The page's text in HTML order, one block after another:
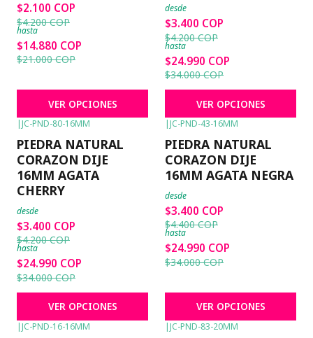
$2.100 COP
$4.200 COP
hasta
$14.880 COP
$21.000 COP
VER OPCIONES
desde
$3.400 COP
$4.200 COP
hasta
$24.990 COP
$34.000 COP
VER OPCIONES
|JC-PND-80-16MM
PIEDRA NATURAL
CORAZON DIJE
16MM AGATA
CHERRY
desde
$3.400 COP
$4.200 COP
hasta
$24.990 COP
$34.000 COP
VER OPCIONES
|JC-PND-43-16MM
PIEDRA NATURAL
CORAZON DIJE
16MM AGATA NEGRA
desde
$3.400 COP
$4.400 COP
hasta
$24.990 COP
$34.000 COP
VER OPCIONES
|JC-PND-16-16MM |JC-PND-83-20MM